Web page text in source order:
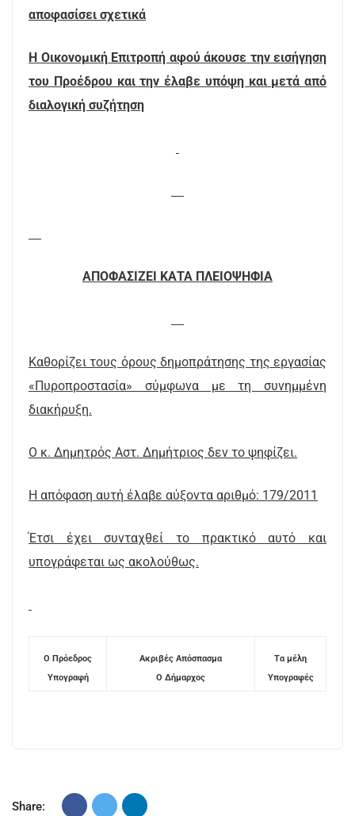
αποφασίσει σχετικά
Η Οικονομική Επιτροπή αφού άκουσε την εισήγηση
του Προέδρου και την έλαβε υπόψη και μετά από
διαλογική συζήτηση
ΑΠΟΦΑΣΙΖΕΙ ΚΑΤΑ ΠΛΕΙΟΨΗΦΙΑ
Καθορίζει τους όρους δημοπράτησης της εργασίας
«Πυροπροστασία» σύμφωνα με τη συνημμένη
διακήρυξη.
Ο κ. Δημητρός Αστ. Δημήτριος δεν το ψηφίζει.
Η απόφαση αυτή έλαβε αύξοντα αριθμό: 179/2011
Έτσι έχει συνταχθεί το πρακτικό αυτό και
υπογράφεται ως ακολούθως.
Ο Πρόεδρος
Υπογραφή
Ακριβές Απόσπασμα
Ο Δήμαρχος
Τα μέλη
Υπογραφές
Share: